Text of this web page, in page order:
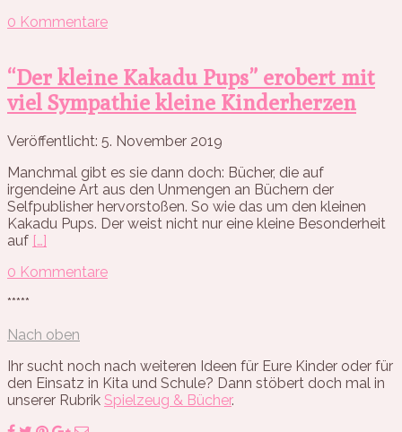
0 Kommentare
“Der kleine Kakadu Pups” erobert mit
viel Sympathie kleine Kinderherzen
Veröffentlicht: 5. November 2019
Manchmal gibt es sie dann doch: Bücher, die auf
irgendeine Art aus den Unmengen an Büchern der
Selfpublisher hervorstoßen. So wie das um den kleinen
Kakadu Pups. Der weist nicht nur eine kleine Besonderheit
auf […]
0 Kommentare
*****
Nach oben
Ihr sucht noch nach weiteren Ideen für Eure Kinder oder für
den Einsatz in Kita und Schule? Dann stöbert doch mal in
unserer Rubrik Spielzeug & Bücher.